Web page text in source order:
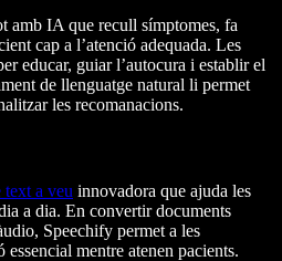
amb IA que recull símptomes, fa
cap a l’atenció adequada. Les
educar, guiar l’autocura i establir el
de llenguatge natural li permet
les recomanacions.
text a veu innovadora que ajuda les
a dia. En convertir documents
Speechify permet a les
mentre atenen pacients.